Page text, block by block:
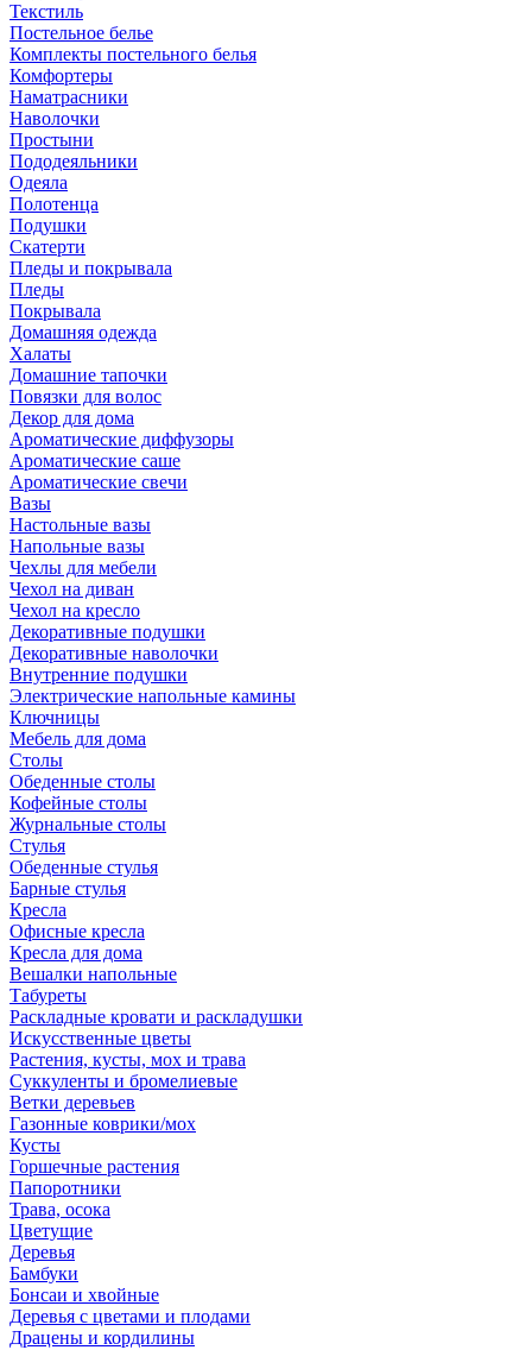
Текстиль
Постельное белье
Комплекты постельного белья
Комфортеры
Наматрасники
Наволочки
Простыни
Пододеяльники
Одеяла
Полотенца
Подушки
Скатерти
Пледы и покрывала
Пледы
Покрывала
Домашняя одежда
Халаты
Домашние тапочки
Повязки для волос
Декор для дома
Ароматические диффузоры
Ароматические саше
Ароматические свечи
Вазы
Настольные вазы
Напольные вазы
Чехлы для мебели
Чехол на диван
Чехол на кресло
Декоративные подушки
Декоративные наволочки
Внутренние подушки
Электрические напольные камины
Ключницы
Мебель для дома
Столы
Обеденные столы
Кофейные столы
Журнальные столы
Стулья
Обеденные стулья
Барные стулья
Кресла
Офисные кресла
Кресла для дома
Вешалки напольные
Табуреты
Раскладные кровати и раскладушки
Искусственные цветы
Растения, кусты, мох и трава
Суккуленты и бромелиевые
Ветки деревьев
Газонные коврики/мох
Кусты
Горшечные растения
Папоротники
Трава, осока
Цветущие
Деревья
Бамбуки
Бонсаи и хвойные
Деревья с цветами и плодами
Драцены и кордилины